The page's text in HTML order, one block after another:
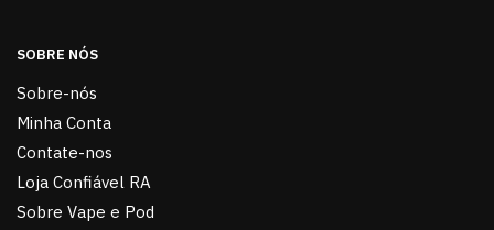
SOBRE NÓS
Sobre-nós
Minha Conta
Contate-nos
Loja Confiável RA
Sobre Vape e Pod